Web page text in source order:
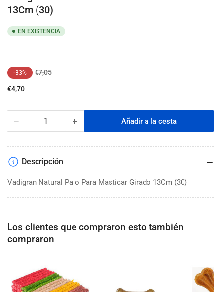
13Cm (30)
EN EXISTENCIA
Precio
-33% €7,05Precio
€4,70
− Reducir
para
Vadigran
Natural
Palo
Para
Masticar
(30)
Cantidad +Aumentar
para
Palo
Para
Masticar
(30)
Añadir a la cesta
Descripción
Vadigran Natural Palo Para Masticar Girado 13Cm (30)
Los clientes que compraron esto también
compraron